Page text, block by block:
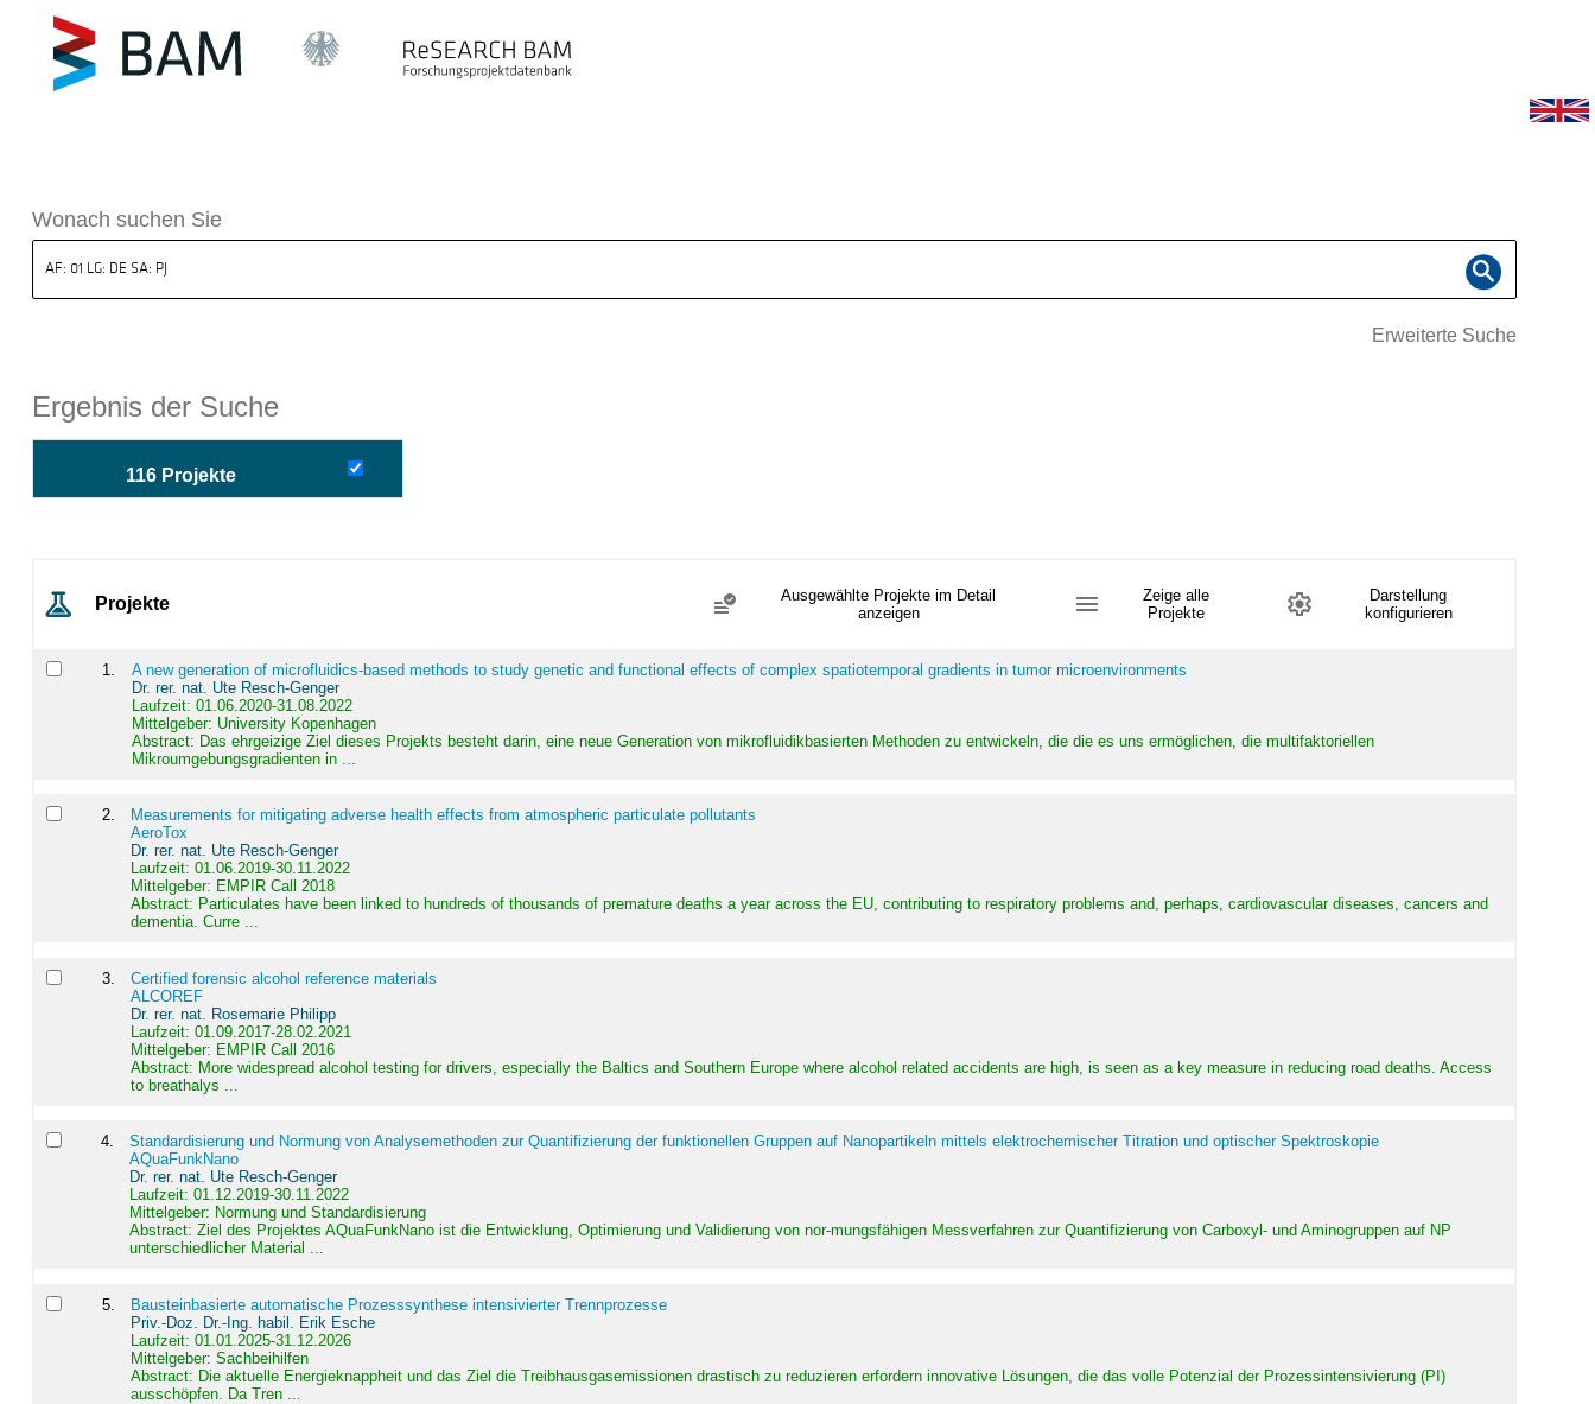
ReSEARCH BAM
Wonach suchen Sie
Erweiterte Suche
Ergebnis der Suche
116 Projekte
Projekte
Ausgewählte Projekte im Detail
anzeigen
Zeige alle
Projekte
Darstellung
konfigurieren
1
A new generation of microfluidics-based methods to study genetic and functional effects of complex spatiotemporal gradients in tumor microenvironments
Dr. rer. nat. Ute Resch-Genger
Laufzeit: 01.06.2020-31.08.2022
Mittelgeber: University Kopenhagen
Abstract: Das ehrgeizige Ziel dieses Projekts besteht darin, eine neue Generation von mikrofluidikbasierten Methoden zu entwickeln, die die es uns ermöglichen, die multifaktoriellen
Mikroumgebungsgradienten in ...
2.
Measurements for mitigating adverse health effects from atmospheric particulate pollutants
AeroTox
Dr. rer. nat. Ute Resch-Genger
Laufzeit: 01.06.2019-30.11.2022
Mittelgeber: EMPIR Call 2018
Abstract: Particulates have been linked to hundreds of thousands of premature deaths a year across the EU, contributing to respiratory problems and, perhaps, cardiovascular diseases, cancers and
dementia. Curre ...
3.
Certified forensic alcohol reference materials
ALCOREF
Dr. rer. nat. Rosemarie Philipp
Laufzeit: 01.09.2017-28.02.2021
Mittelgeber: EMPIR Call 2016
Abstract: More widespread alcohol testing for drivers, especially the Baltics and Southern Europe where alcohol related accidents are high, is seen as a key measure in reducing road deaths. Access
to breathalys ...
4.
Standardisierung und Normung von Analysemethoden zur Quantifizierung der funktionellen Gruppen auf Nanopartikeln mittels elektrochemischer Titration und optischer Spektroskopie
AQuaFunkNano
Dr. rer. nat. Ute Resch-Genger
Laufzeit: 01.12.2019-30.11.2022
Mittelgeber: Normung und Standardisierung
Abstract:Ziel des Projektes AQuaFunkNano ist die Entwicklung, Optimierung und Validierung von nor-mungsfähigen Messverfahren zur Quantifizierung von Carboxyl- und Aminogruppen auf NP
unterschiedlicher Material ...
5.
Bausteinbasierte automatische Prozesssynthese intensivierter Trennprozesse
Priv.-Doz. Dr.-Ing. habil. Erik Esche
Laufzeit: 01.01.2025-31.12.2026
Mittelgeber: Sachbeihilfen
Abstract: Die aktuelle Energieknappheit und das Ziel die Treibhausgasemissionen drastisch zu reduzieren erfordern innovative Lösungen, die das volle Potenzial der Prozessintensivierung (PI)
ausschöpfen. Da Tren ...